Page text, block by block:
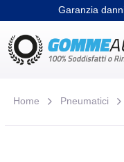
Garanzia
Home Pneumatici